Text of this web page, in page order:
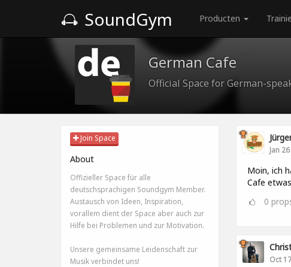
SoundGym Producten
German Cafe
Official Space for German-
Join Space
About
Offizieller Space für alle
deutschsprachigen Soundgym Member.
Austausch von Ideen, Inspiration,
vorallem dient der Space aber auch zur
Hilfe bei Problemen und zur Motivation.
Unsere gemeinsame Leidenschaft zur
Musik verbindet uns!
Jan 26
Moin, ich
Cafe
0
Oct